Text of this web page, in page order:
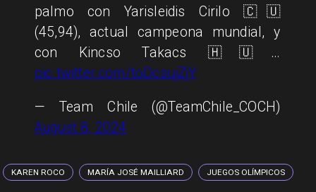
palmo con Yarisleidis Cirilo 🇨🇺
(45,94), actual campeona mundial, y
con Kincso Takacs 🇭🇺…
pic.twitter.com/toDcsujZjY
— Team Chile (@TeamChile_COCH)
August 8, 2024
KAREN ROCO MARÍA JOSÉ MAILLIARD JUEGOS OLÍMPICOS